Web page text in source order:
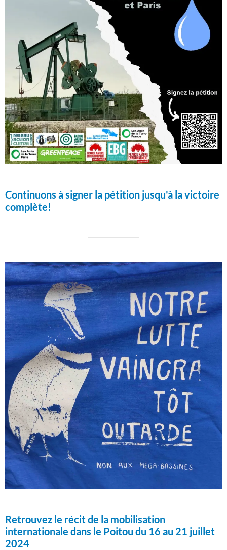
Continuons à signer la pétition jusqu'à la victoire
complète!
Retrouvez le récit de la mobilisation
internationale dans le Poitou du 16 au 21 juillet
2024